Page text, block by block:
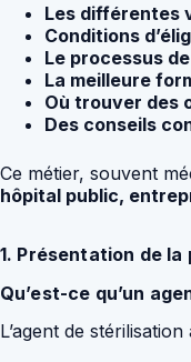
Les différentes
Conditions
Le processus
La meilleure
Où trouver des
Des conseils
Ce métier, souvent
hôpital public,
1. Présentation de
Qu’est-ce qu’un
L’agent de